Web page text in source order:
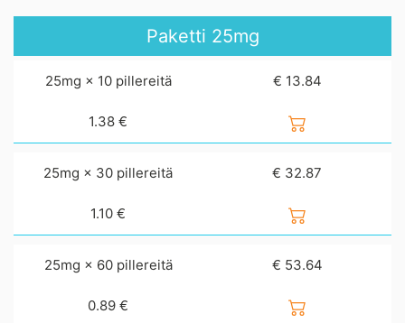
Paketti 25mg
25mg × 10 pillereitä € 13.84
1.38 €
25mg × 30 pillereitä € 32.87
1.10 €
25mg × 60 pillereitä € 53.64
0.89 €